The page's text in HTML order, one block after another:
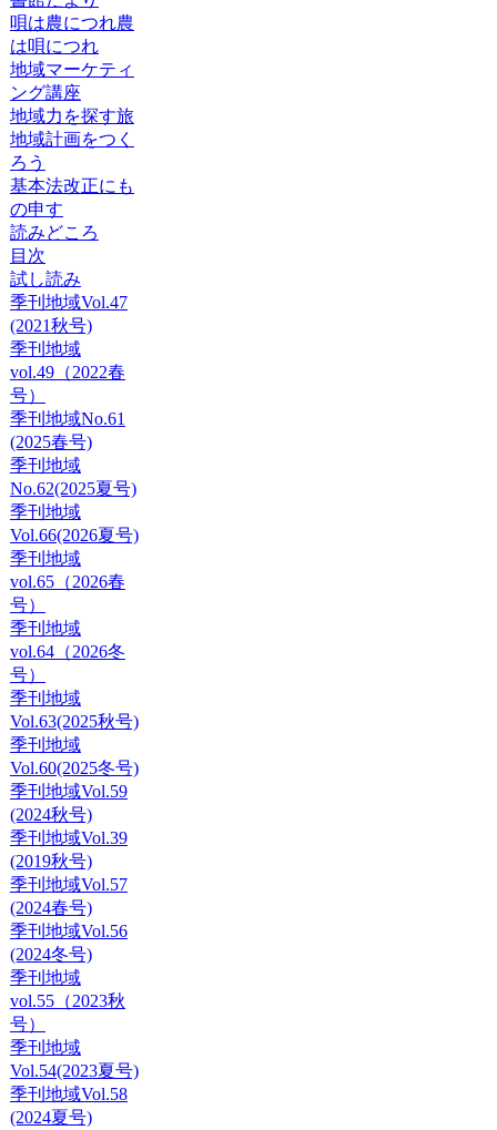
唄は農につれ農
は唄につれ
地域マーケティ
ング講座
地域力を探す旅
地域計画をつく
ろう
基本法改正にも
の申す
読みどころ
目次
試し読み
季刊地域Vol.47
(2021秋号)
季刊地域
vol.49（2022春
号）
季刊地域No.61
(2025春号)
季刊地域
No.62(2025夏号)
季刊地域
Vol.66(2026夏号)
季刊地域
vol.65（2026春
号）
季刊地域
vol.64（2026冬
号）
季刊地域
Vol.63(2025秋号)
季刊地域
Vol.60(2025冬号)
季刊地域Vol.59
(2024秋号)
季刊地域Vol.39
(2019秋号)
季刊地域Vol.57
(2024春号)
季刊地域Vol.56
(2024冬号)
季刊地域
vol.55（2023秋
号）
季刊地域
Vol.54(2023夏号)
季刊地域Vol.58
(2024夏号)